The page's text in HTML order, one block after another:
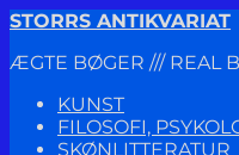
Spring
navigation
Spring
indhold
STORRS ANTIKVARIAT
ÆGTE BØGER /// REAL
KUNST
FILOSOFI,
SKØNLITTERATUR